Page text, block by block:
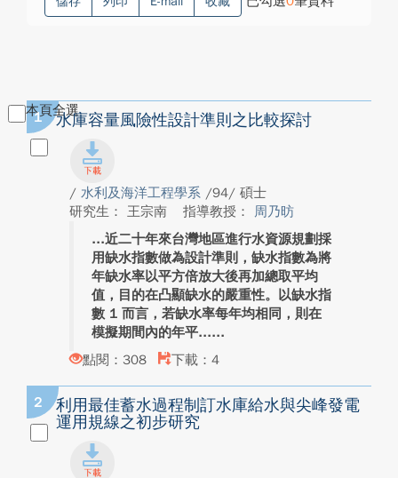
本頁全選
1 水庫容量風險性設計準則之比較探討
/ 水利及海洋工程學系 /94/ 碩士
研究生： 王宗南
指導教授： 周乃昉
近二十年來台灣地區進行水資源規劃採
用缺水指數做為設計準則，缺水指數為將
年缺水率以平方倍放大後再加總取平均
值，目的在凸顯缺水的嚴重性。以缺水指
數 1 而言，若缺水率每年均相同，則在
模擬期間內的年平...
點閱：308
下載：4
2
利用最佳蓄水過程制訂水庫給水與尖峰發電
運用規線之初步研究